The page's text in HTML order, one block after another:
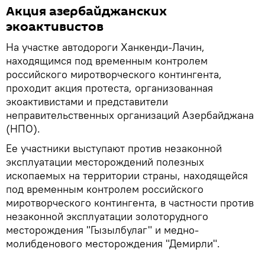
Акция азербайджанских
экоактивистов
На участке автодороги Ханкенди-Лачин,
находящимся под временным контролем
российского миротворческого контингента,
проходит акция протеста, организованная
экоактивистами и представители
неправительственных организаций Азербайджана
(НПО).
Ее участники выступают против незаконной
эксплуатации месторождений полезных
ископаемых на территории страны, находящейся
под временным контролем российского
миротворческого контингента, в частности против
незаконной эксплуатации золоторудного
месторождения "Гызылбулаг" и медно-
молибденового месторождения "Демирли".